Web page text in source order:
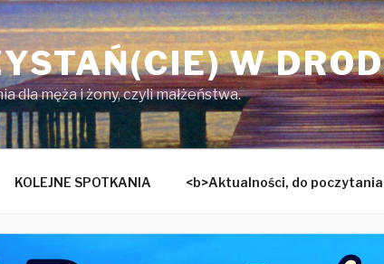
W
dla męża i żony, czyli małżeństwa.
KOLEJNE SPOTKANIA <b>Aktualności, do